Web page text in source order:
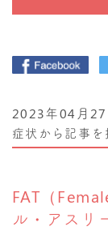
2023年04月27
症状から記事を
FAT（
ル・アスリ